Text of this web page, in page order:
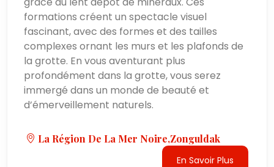
formations créent un spectacle visuel
fascinant, avec des formes et des tailles
complexes ornant les murs et les plafonds de
la grotte. En vous aventurant plus
profondément dans la grotte, vous serez
immergé dans un monde de beauté et
d’émerveillement naturels.
La Région De La Mer Noire,Zonguldak
En Savoir Plus